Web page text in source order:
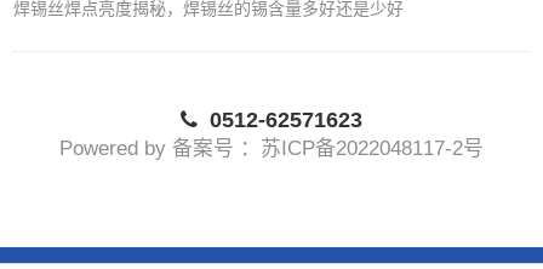
焊锡丝焊点亮度揭秘，焊锡丝的锡含量多好还是少好
0512-62571623
Powered by 备案号 ：苏ICP备2022048117-2号